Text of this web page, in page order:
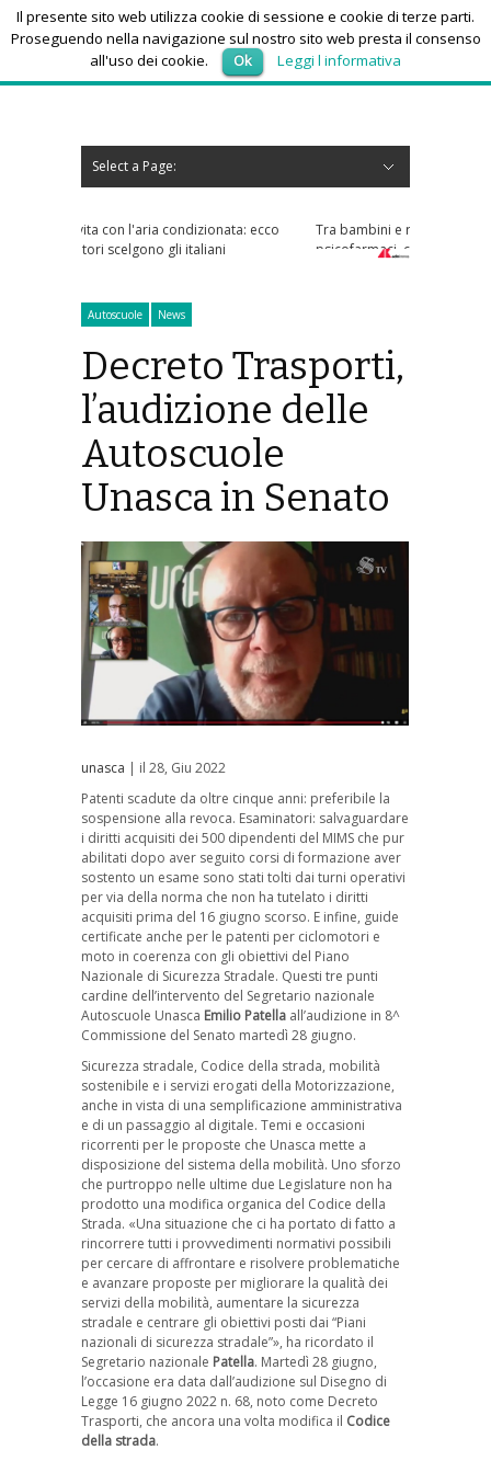
venerdì 7, Agosto 2026
Select a Page:
ecco
Tra bambini e ragazzi in aumento uso
psicofarmaci, consumi triplicati dal 2016
Autoscuole News
Decreto Trasporti,
l’audizione delle
Autoscuole
Unasca in Senato
unasca | il 28, Giu 2022
Patenti scadute da oltre cinque anni: preferibile la
sospensione alla revoca. Esaminatori: salvaguardare
i diritti acquisiti dei 500 dipendenti del MIMS che pur
abilitati dopo aver seguito corsi di formazione aver
sostento un esame sono stati tolti dai turni operativi
per via della norma che non ha tutelato i diritti
acquisiti prima del 16 giugno scorso. E infine, guide
certificate anche per le patenti per ciclomotori e
moto in coerenza con gli obiettivi del Piano
Nazionale di Sicurezza Stradale. Questi tre punti
cardine dell’intervento del Segretario nazionale
Autoscuole Unasca Emilio Patella all’audizione in 8^
Commissione del Senato martedì 28 giugno.
Sicurezza stradale, Codice della strada, mobilità
sostenibile e i servizi erogati della Motorizzazione,
anche in vista di una semplificazione amministrativa
e di un passaggio al digitale. Temi e occasioni
ricorrenti per le proposte che Unasca mette a
disposizione del sistema della mobilità. Uno sforzo
che purtroppo nelle ultime due Legislature non ha
prodotto una modifica organica del Codice della
Strada. «Una situazione che ci ha portato di fatto a
rincorrere tutti i provvedimenti normativi possibili
per cercare di affrontare e risolvere problematiche
e avanzare proposte per migliorare la qualità dei
servizi della mobilità, aumentare la sicurezza
stradale e centrare gli obiettivi posti dai “Piani
nazionali di sicurezza stradale”», ha ricordato il
Segretario nazionale Patella. Martedì 28 giugno,
l’occasione era data dall’audizione sul Disegno di
Legge 16 giugno 2022 n. 68, noto come Decreto
Trasporti, che ancora una volta modifica il Codice
della strada.
Il presente sito web utilizza cookie di sessione e cookie di terze parti.
Proseguendo nella navigazione sul nostro sito web presta il consenso
all'uso dei cookie.
Ok Leggi l informativa